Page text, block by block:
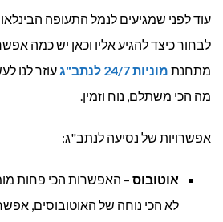
עוד לפני שמגיעים לנמל התעופה
לבחור כיצד להגיע אליו וכאן יש כמה
מתחנת מוניות 24/7 לנתב"ג
עוזר לנו
מה הכי משתלם, נוח וזמין.
אפשרויות של נסיעה לנתב"ג:
אוטובוס – האפשרות הכי פחות
לא הכי נוחה של האוטובוסים,